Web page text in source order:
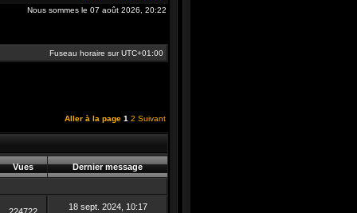
Nous sommes le 07 août 2026, 20:22
Fuseau horaire surUTC+01:00
Aller à la page 1 2 Suivant
Vues Dernier message
18 sept. 2024, 10:17